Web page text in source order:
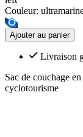
Couleur:
Ajouter au panier
Livraison
Sac de couchage
cyclotourisme